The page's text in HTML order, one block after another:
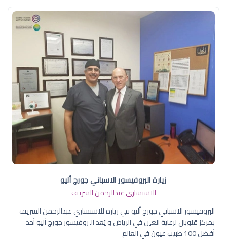
زيارة البروفيسور الاسباني جورج أليو
الاستشاري عبدالرحمن الشريف
البروفيسور الاسباني جورج أليو في زيارة للاستشاري عبدالرحمن الشريف
بمركز قلوبال لرعاية العين في الرياض و يُعد البروفيسور جورج أليو أحد
أفضل 100 طبيب عيون في العالم